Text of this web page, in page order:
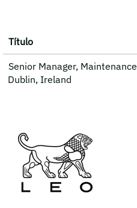
Título
Senior Manager, Maintenance
Dublin, Ireland